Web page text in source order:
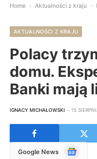
Home - Aktualności z kraju -
AKTUALNOŚCI Z KRAJU
Polacy
domu.
Banki mają
IGNACY MICHAŁOWSKI 15
Google News
Google